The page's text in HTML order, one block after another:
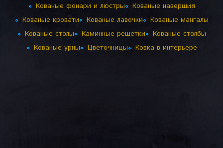
Кованые фонари и люстры
Кованые навершия
Кованые кровати
Кованые лавочки
Кованые мангалы
Кованые столы
Каминные решетки
Кованые столбы
Кованые урны
Цветочницы Ковка в интерьере